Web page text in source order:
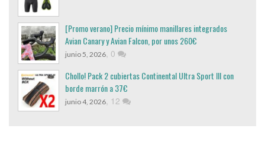
[Promo verano] Precio mínimo manillares integrados
Avian Canary y Avian Falcon, por unos 260€
junio 5, 2026 0
Chollo! Pack 2 cubiertas Continental Ultra Sport III con
borde marrón a 37€
junio 4, 2026 12